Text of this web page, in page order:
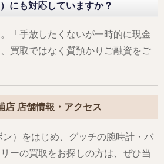
にも対応していますか？
「手放したくないが一時的に現金
買取ではなく質預かりご融資をご
店 店舗情報・アクセス
ン）をはじめ、グッチの腕時計・バ
ーの買取をお探しの方は、ぜひ当